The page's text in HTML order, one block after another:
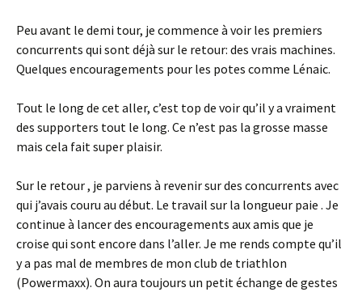
Peu avant le demi tour, je commence à voir les premiers
concurrents qui sont déjà sur le retour: des vrais machines.
Quelques encouragements pour les potes comme Lénaic.
Tout le long de cet aller, c’est top de voir qu’il y a vraiment
des supporters tout le long. Ce n’est pas la grosse masse
mais cela fait super plaisir.
Sur le retour , je parviens à revenir sur des concurrents avec
qui j’avais couru au début. Le travail sur la longueur paie . Je
continue à lancer des encouragements aux amis que je
croise qui sont encore dans l’aller. Je me rends compte qu’il
y a pas mal de membres de mon club de triathlon
(Powermaxx). On aura toujours un petit échange de gestes